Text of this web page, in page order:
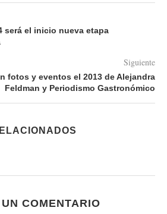
será el inicio nueva etapa
Siguiente
fotos y eventos el 2013 de Alejandra
Feldman y Periodismo Gastronómico
COMENTARIO